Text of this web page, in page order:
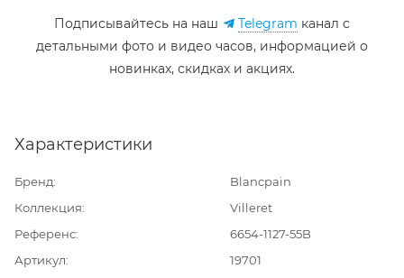
Подписывайтесь на наш Telegram канал c
детальными фото и видео часов, информацией о
новинках, скидках и акциях.
Характеристики
Бренд
Blancpain
Коллекция
Villeret
Референс
6654-1127-55B
Артикул
19701